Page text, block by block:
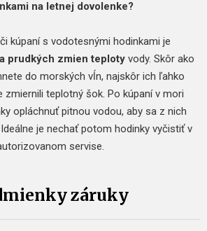
na letnej dovolenke?
kúpaní s vodotesnými hodinkami je
prudkých zmien teploty vody. Skôr ako
do morských vĺn, najskôr ich ľahko
zmiernili teplotný šok. Po kúpaní v mori
opláchnuť pitnou vodou, aby sa z nich
je nechať potom hodinky vyčistiť v
servise.
záruky